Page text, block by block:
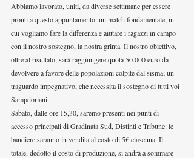
Abbiamo lavorato, uniti, da diverse settimane per essere
pronti a questo appuntamento: un match fondamentale, in
cui vogliamo fare la differenza e aiutare i ragazzi in campo
con il nostro sostegno, la nostra grinta. Il nostro obiettivo,
oltre al risultato, sarà raggiungere quota 50.000 euro da
devolvere a favore delle popolazioni colpite dal sisma; un
traguardo impegnativo, che necessita il sostegno di tutti voi
Sampdoriani.
Sabato, dalle ore 15,30, saremo presenti nei punti di
accesso principali di Gradinata Sud, Distinti e Tribune: le
bandiere saranno in vendita al costo di 5€ ciascuna. Il
totale, dedotto il costo di produzione, si andrà a sommare